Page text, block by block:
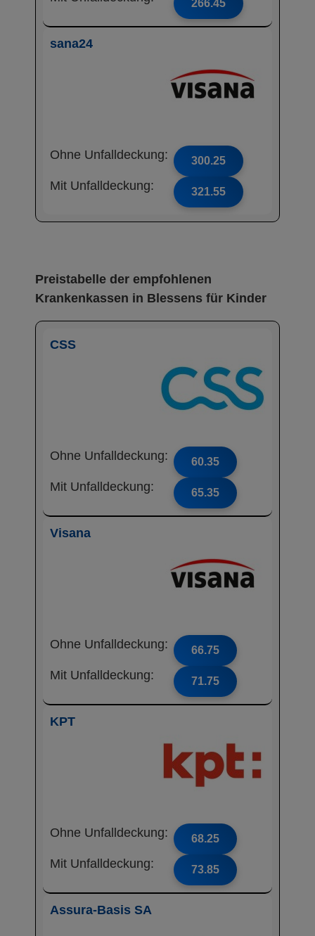
266.45
sana24
Ohne Unfalldeckung: 300.25
Mit Unfalldeckung: 321.55
Preistabelle der empfohlenen
Krankenkassen in Blessens für Kinder
CSS
Ohne Unfalldeckung: 60.35
Mit Unfalldeckung: 65.35
Visana
Ohne Unfalldeckung: 66.75
Mit Unfalldeckung: 71.75
KPT
Ohne Unfalldeckung: 68.25
Mit Unfalldeckung: 73.85
Assura-Basis SA